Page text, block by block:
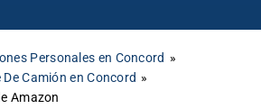
Personales en Concord »
Camión en Concord »
Amazon